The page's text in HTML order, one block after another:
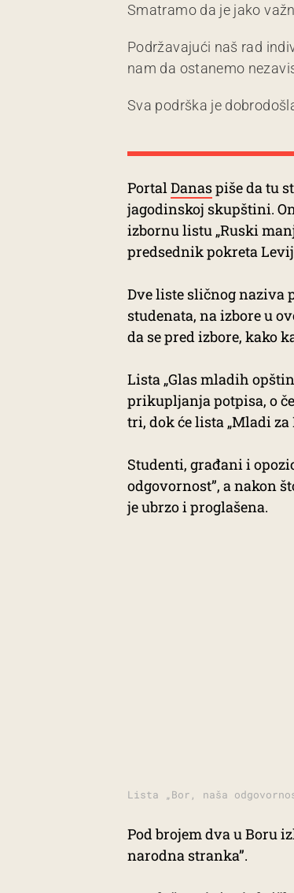
Smatramo da je jako
Podržavajući naš rad
nam da ostanemo
Sva podrška je
Portal Danaspiše da tu
jagodinskoj skupštini.
izbornu listu „Ruski
predsednik pokreta
Dve liste sličnog naziva
studenata, na izbore u
da se pred izbore, kako
Lista „Glas mladih
prikupljanja potpisa, o
tri, dok će lista „Mladi
Studenti, građani i
odgovornost”, a nakon
je ubrzo i proglašena.
Lista „Bor, naša
Pod brojem dva u Boru
narodna stranka”.